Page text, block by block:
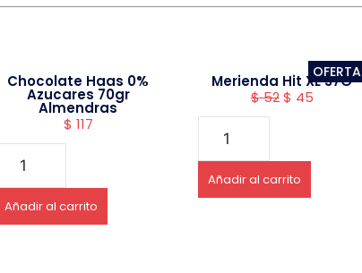
Chocolate Haas 0%
Azucares 70gr
Almendras
$ 117
Añadir al carrito
OFERTA
Merienda Hit XL 37G
$52 $ 45
Añadir al carrito